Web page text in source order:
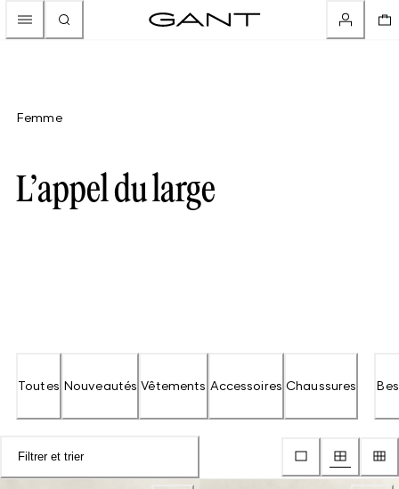
Femme
L’appel du large
Toutes Nouveautés Vêtements Accessoires Chaussures
Filtrer et trier